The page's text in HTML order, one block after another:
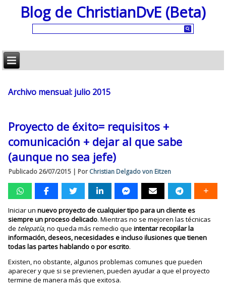
Blog de ChristianDvE (Beta)
Archivo mensual: julio 2015
Proyecto de éxito= requisitos +
comunicación + dejar al que sabe
(aunque no sea jefe)
Publicado 26/07/2015 | Por Christian Delgado von Eitzen
Iniciar unnuevo proyecto de cualquier tipo para un cliente es
siempre un proceso delicado. Mientras no se mejoren las técnicas
de telepatía, no queda más remedio queintentar recopilar la
información, deseos, necesidades e incluso ilusiones que tienen
todas las partes hablando o por escrito.
Existen, no obstante, algunos problemas comunes que pueden
aparecer y que si se previenen, pueden ayudar a que el proyecto
termine de manera más que exitosa.